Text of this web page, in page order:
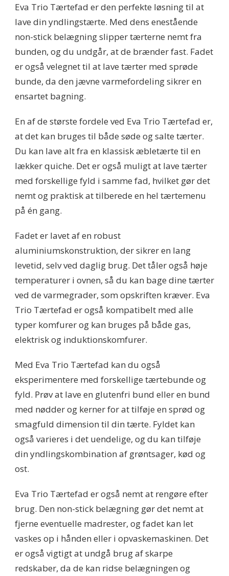
Eva Trio Tærtefad er den perfekte løsning til at
lave din yndlingstærte. Med dens enestående
non-stick belægning slipper tærterne nemt fra
bunden, og du undgår, at de brænder fast. Fadet
er også velegnet til at lave tærter med sprøde
bunde, da den jævne varmefordeling sikrer en
ensartet bagning.
En af de største fordele ved Eva Trio Tærtefad er,
at det kan bruges til både søde og salte tærter.
Du kan lave alt fra en klassisk æbletærte til en
lækker quiche. Det er også muligt at lave tærter
med forskellige fyld i samme fad, hvilket gør det
nemt og praktisk at tilberede en hel tærtemenu
på én gang.
Fadet er lavet af en robust
aluminiumskonstruktion, der sikrer en lang
levetid, selv ved daglig brug. Det tåler også høje
temperaturer i ovnen, så du kan bage dine tærter
ved de varmegrader, som opskriften kræver. Eva
Trio Tærtefad er også kompatibelt med alle
typer komfurer og kan bruges på både gas,
elektrisk og induktionskomfurer.
Med Eva Trio Tærtefad kan du også
eksperimentere med forskellige tærtebunde og
fyld. Prøv at lave en glutenfri bund eller en bund
med nødder og kerner for at tilføje en sprød og
smagfuld dimension til din tærte. Fyldet kan
også varieres i det uendelige, og du kan tilføje
din yndlingskombination af grøntsager, kød og
ost.
Eva Trio Tærtefad er også nemt at rengøre efter
brug. Den non-stick belægning gør det nemt at
fjerne eventuelle madrester, og fadet kan let
vaskes op i hånden eller i opvaskemaskinen. Det
er også vigtigt at undgå brug af skarpe
redskaber, da de kan ridse belægningen og